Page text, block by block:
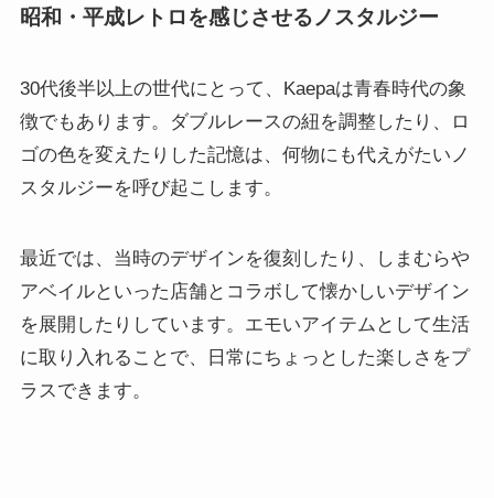
昭和・平成レトロを感じさせるノスタルジー
30代後半以上の世代にとって、Kaepaは青春時代の象
徴でもあります。ダブルレースの紐を調整したり、ロ
ゴの色を変えたりした記憶は、何物にも代えがたいノ
スタルジーを呼び起こします。
最近では、当時のデザインを復刻したり、しまむらや
アベイルといった店舗とコラボして懐かしいデザイン
を展開したりしています。エモいアイテムとして生活
に取り入れることで、日常にちょっとした楽しさをプ
ラスできます。